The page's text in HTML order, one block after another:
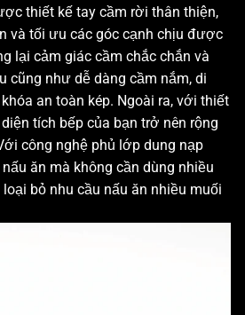
thiết kế tay cầm rời thân thiện,
và tối ưu các góc cạnh chịu được
lại cảm giác cầm chắc chắn và
cũng như dễ dàng cầm nắm, di
an toàn kép. Ngoài ra, với thiết
tích bếp của bạn trở nên rộng
công nghệ phủ lớp dung nạp
ăn mà không cần dùng nhiều
bỏ nhu cầu nấu ăn nhiều muối